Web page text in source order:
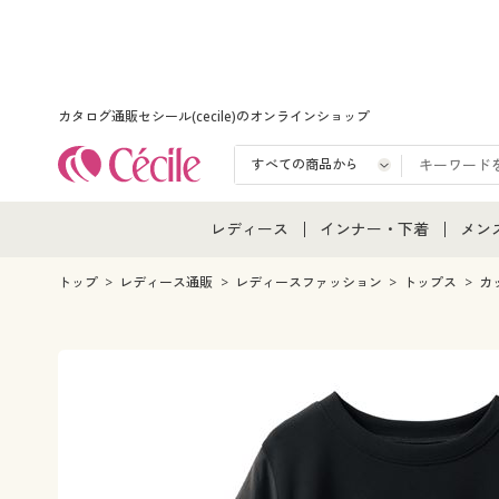
カタログ通販セシール(cecile)のオンラインショップ
レディース
レディース通販すべて
インナー・下着
インナー・下着通販すべ
メンズ下着
ジュニア・ティーンズ下
メン
メ
トップ レディース通販 レディースファッション トップス カ